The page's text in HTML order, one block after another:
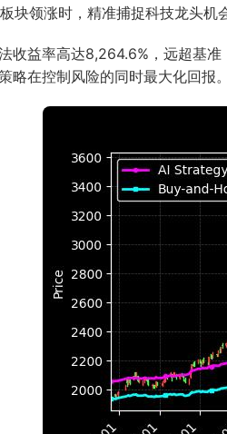
块领涨时，精准捕捉科技龙头机
收益率高达8,264.6%，远超基
略在控制风险的同时最大化回报